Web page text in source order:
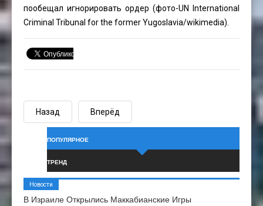
пообещал игнорировать ордер (фото-UN International
Criminal Tribunal for the former Yugoslavia/wikimedia).
Назад Вперёд
ПОПУЛЯРНОЕ
ТРЕНД
В Израиле Открылись Маккабианские Игры
Новости